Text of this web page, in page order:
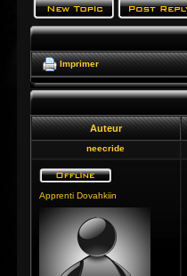
Imprimer
Auteur
neecride
Apprenti Dovahkiin